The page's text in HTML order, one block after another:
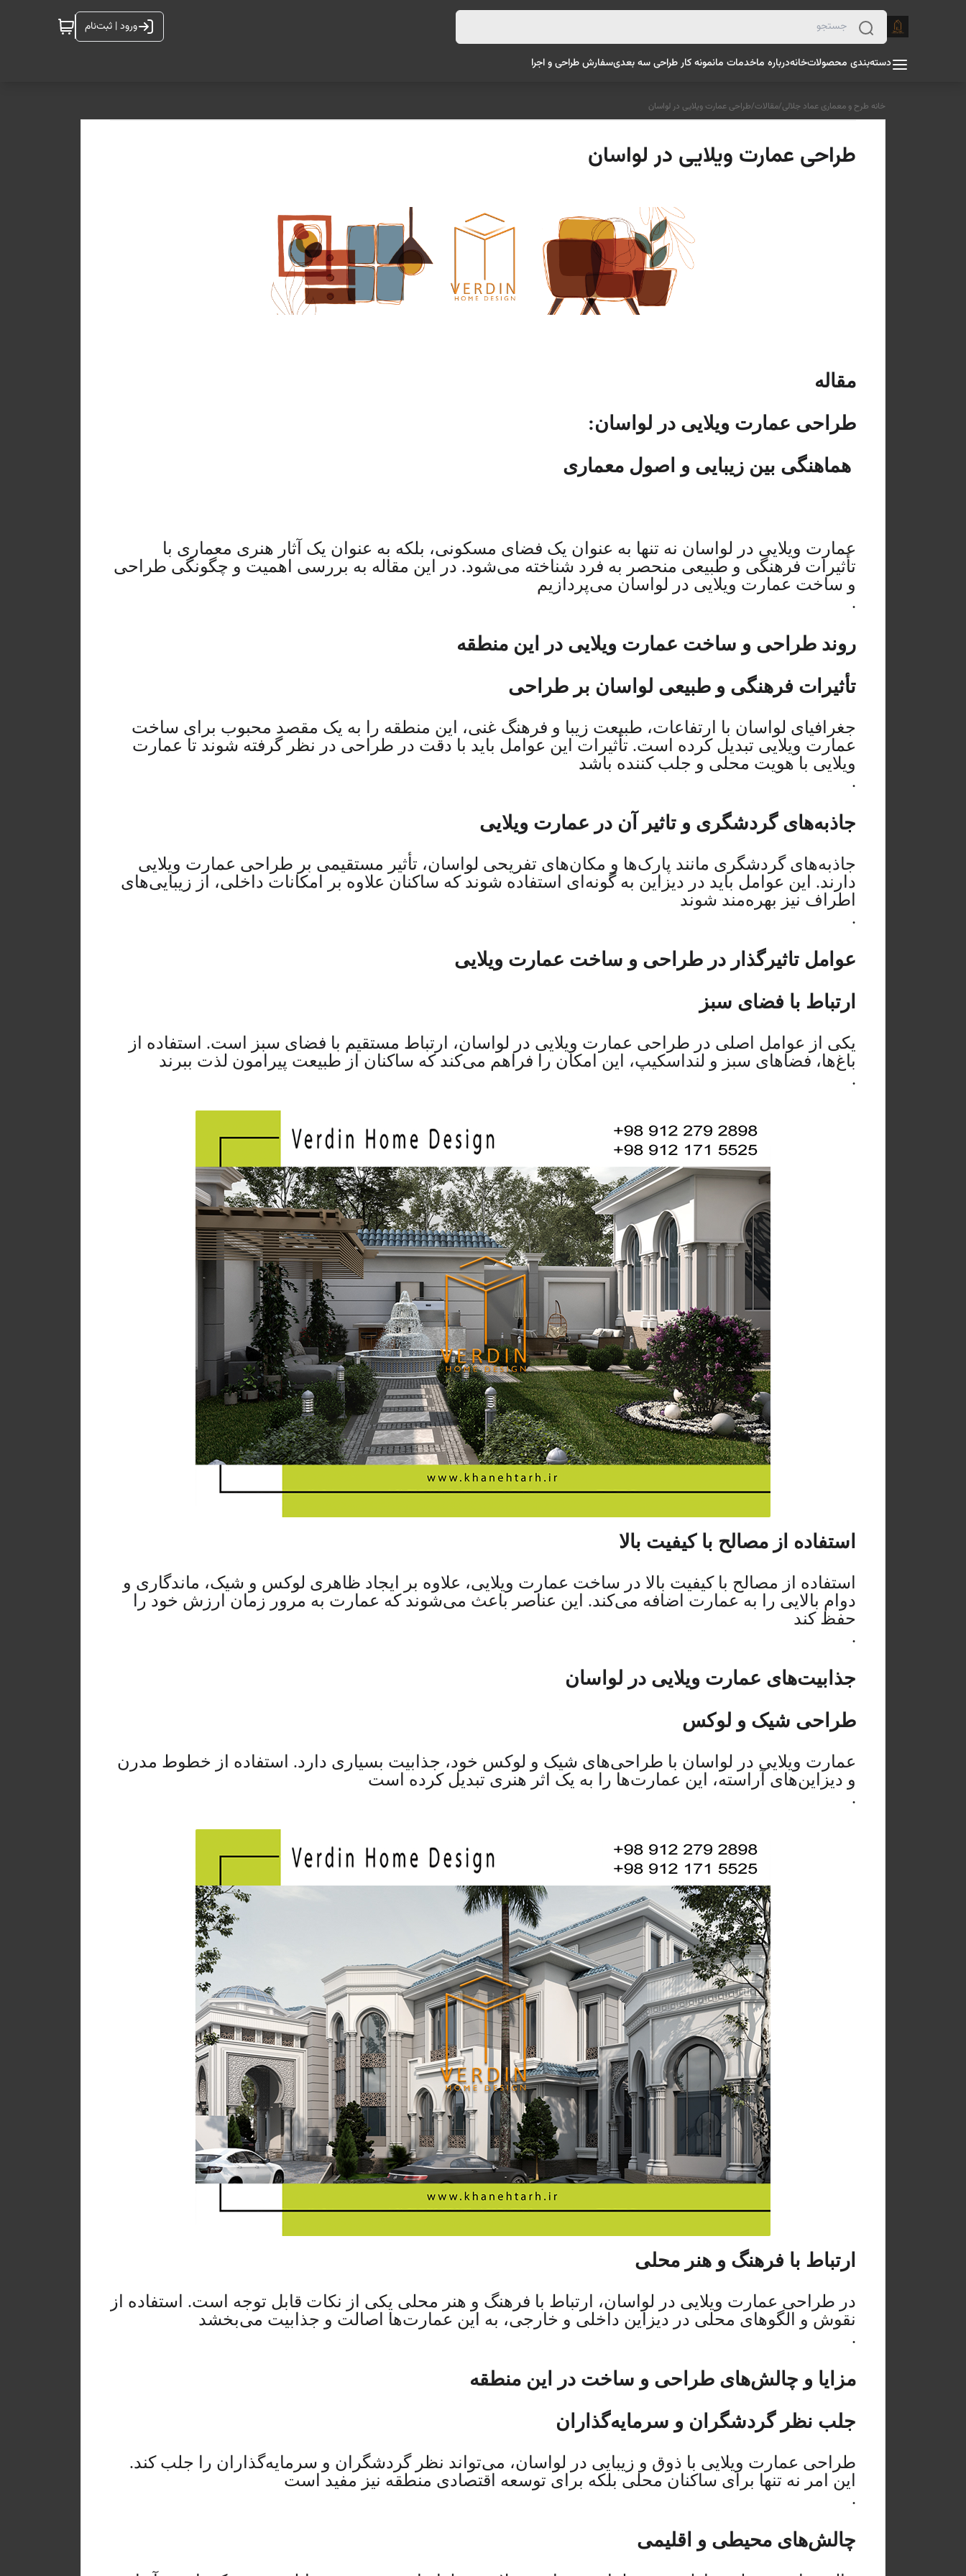
ورود | ثبت‌نام
دسته‌بندی محصولاتخانهدرباره ماخدمات مانمونه کار طراحی سه بعدیسفارش طراحی و اجرا
خانه طرح و معماری عماد جلالی/مقالات/طراحی عمارت ویلایی در لواسان
طراحی عمارت ویلایی در لواسان
مقاله
طراحی عمارت ویلایی در لواسان:
هماهنگی بین زیبایی و اصول معماری
عمارت ویلایی در لواسان نه تنها به عنوان یک فضای مسکونی، بلکه به عنوان یک آثار هنری معماری با
تأثیرات فرهنگی و طبیعی منحصر به فرد شناخته می‌شود. در این مقاله به بررسی اهمیت و چگونگی طراحی
و ساخت عمارت ویلایی در لواسان می‌پردازیم
.
روند طراحی و ساخت عمارت ویلایی در این منطقه
تأثیرات فرهنگی و طبیعی لواسان بر طراحی
جغرافیای لواسان با ارتفاعات، طبیعت زیبا و فرهنگ غنی، این منطقه را به یک مقصد محبوب برای ساخت
عمارت ویلایی تبدیل کرده است. تأثیرات این عوامل باید با دقت در طراحی در نظر گرفته شوند تا عمارت
ویلایی با هویت محلی و جلب کننده باشد
.
جاذبه‌های گردشگری و تاثیر آن در عمارت ویلایی
جاذبه‌های گردشگری مانند پارک‌ها و مکان‌های تفریحی لواسان، تأثیر مستقیمی بر طراحی عمارت ویلایی
دارند. این عوامل باید در دیزاین به گونه‌ای استفاده شوند که ساکنان علاوه بر امکانات داخلی، از زیبایی‌های
اطراف نیز بهره‌مند شوند
.
عوامل تاثیرگذار در طراحی و ساخت عمارت ویلایی
ارتباط با فضای سبز
یکی از عوامل اصلی در طراحی عمارت ویلایی در لواسان، ارتباط مستقیم با فضای سبز است. استفاده از
باغ‌ها، فضاهای سبز و لنداسکیپ، این امکان را فراهم می‌کند که ساکنان از طبیعت پیرامون لذت ببرند
.
استفاده از مصالح با کیفیت بالا
استفاده از مصالح با کیفیت بالا در ساخت عمارت ویلایی، علاوه بر ایجاد ظاهری لوکس و شیک، ماندگاری و
دوام بالایی را به عمارت اضافه می‌کند. این عناصر باعث می‌شوند که عمارت به مرور زمان ارزش خود را
حفظ کند
.
جذابیت‌های عمارت ویلایی در لواسان
طراحی شیک و لوکس
عمارت ویلایی در لواسان با طراحی‌های شیک و لوکس خود، جذابیت بسیاری دارد. استفاده از خطوط مدرن
و دیزاین‌های آراسته، این عمارت‌ها را به یک اثر هنری تبدیل کرده است
.
ارتباط با فرهنگ و هنر محلی
در طراحی عمارت ویلایی در لواسان، ارتباط با فرهنگ و هنر محلی یکی از نکات قابل توجه است. استفاده از
نقوش و الگوهای محلی در دیزاین داخلی و خارجی، به این عمارت‌ها اصالت و جذابیت می‌بخشد
.
مزایا و چالش‌های طراحی و ساخت در این منطقه
جلب نظر گردشگران و سرمایه‌گذاران
طراحی عمارت ویلایی با ذوق و زیبایی در لواسان، می‌تواند نظر گردشگران و سرمایه‌گذاران را جلب کند.
این امر نه تنها برای ساکنان محلی بلکه برای توسعه اقتصادی منطقه نیز مفید است
.
چالش‌های محیطی و اقلیمی